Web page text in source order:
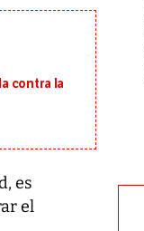
contra la
es
el
una